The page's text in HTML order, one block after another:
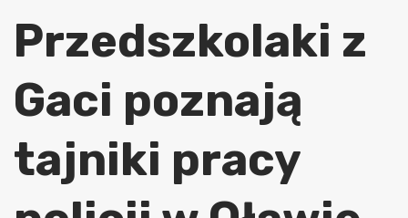
Przedszkolaki z
Gaci poznają
tajniki pracy